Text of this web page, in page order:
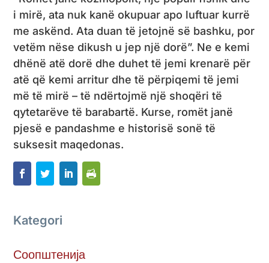
i mirë, ata nuk kanë okupuar apo luftuar kurrë
me askënd. Ata duan të jetojnë së bashku, por
vetëm nëse dikush u jep një dorë”. Ne e kemi
dhënë atë dorë dhe duhet të jemi krenarë për
atë që kemi arritur dhe të përpiqemi të jemi
më të mirë – të ndërtojmë një shoqëri të
qytetarëve të barabartë. Kurse, romët janë
pjesë e pandashme e historisë sonë të
suksesit maqedonas.
Kategori
Соопштенија